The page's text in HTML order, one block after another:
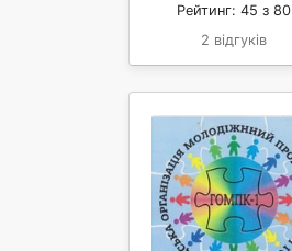
Рейтинг: 45 з 80
2 відгуків